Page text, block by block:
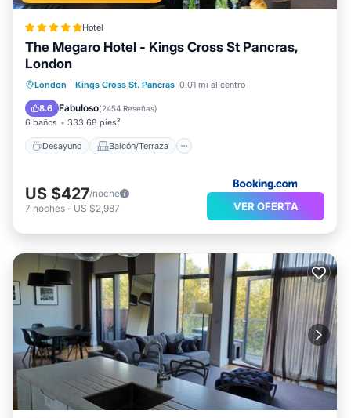
Hotel
The Megaro Hotel - Kings Cross St Pancras,
London
London · Kings Cross St. Pancras 0.01 mi al centro
8.6 Fabuloso(2454 Reseñas)
6 baños 333.68 pies²
Desayuno Balcón/Terraza
Desayuno
Balcón/Terraza
Aire acondicionado
US $427/noche
7 noches - US $2,987 VER OFERTA